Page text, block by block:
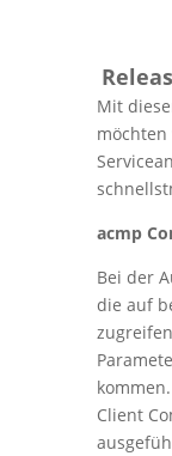
Mit
acmp
Bei der
die auf
Client